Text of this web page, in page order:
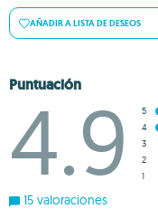
AÑADIR A LISTA DE DESEOS
Puntuación
4.9
5
4
3
2
1
15 valoraciones